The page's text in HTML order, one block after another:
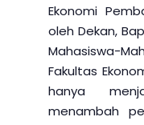
Ekonomi
oleh Dekan,
Mahasiswa-
Fakultas
hanya
menambah